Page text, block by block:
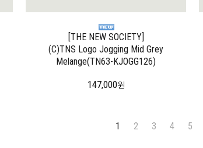
[THE NEW SOCIETY]
(C)TNS Logo Jogging Mid Grey
Melange(TN63-KJOGG126)
147,000원
1 2 3 4 5